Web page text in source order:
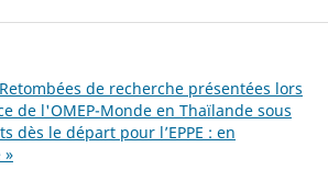
de recherche présentées lors
de l'OMEP-Monde en Thaïlande sous
dès le départ pour l’EPPE : en
»